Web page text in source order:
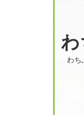
わ
わち